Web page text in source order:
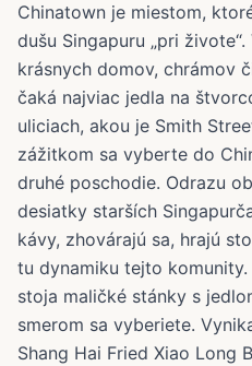
Chinatown je miestom,
dušu Singapuru „pri
krásnych domov, chrámov
čaká najviac jedla na
uliciach, akou je Smith
zážitkom sa vyberte do
druhé poschodie. Odrazu
desiatky starších
kávy, zhovárajú sa, hrajú
tu dynamiku tejto
stoja maličké stánky s
smerom sa vyberiete.
Shang Hai Fried Xiao Long